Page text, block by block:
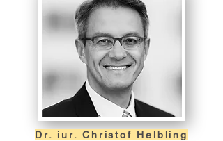
Dr. iur. Christof Helbling